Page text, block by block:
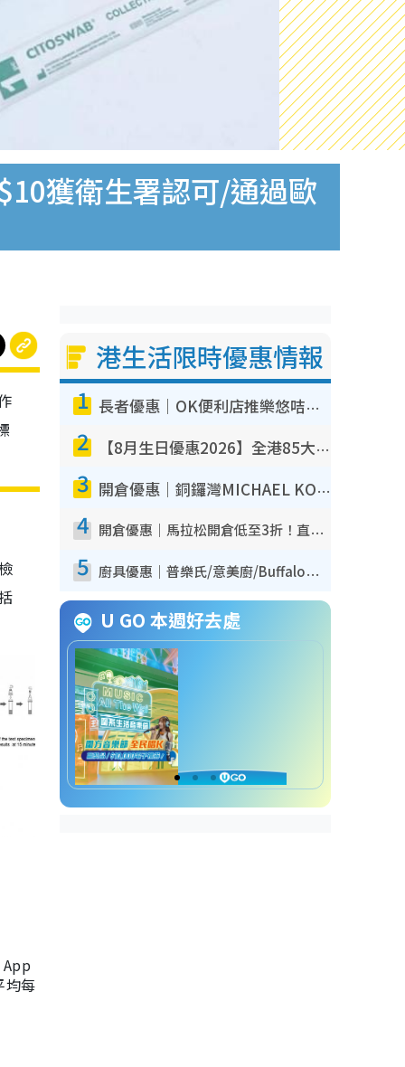
獲衛生署認可/通過歐
均每
港生活限時優惠情報
1 長者優惠｜OK便利店推樂悠咭優惠！買麵包/牛奶/保健品拍卡即減
2 【8月生日優惠2026】全港85大食買玩著數攻略 自助餐/火鍋放題同行免費＋誠品/DONKI送現金券
3 開倉優惠｜銅鑼灣MICHAEL KORS開倉低至17折！直擊$500起買手袋/銀包/鞋款 必買經典Jet Set系列
4 開倉優惠｜馬拉松開倉低至3折！直擊$99起買adidas／New Balance／Puma鞋款 STANLEY保溫杯劈價至$119起
5 廚具優惠｜普樂氏/意美廚/Buffalo廚具低至3折！$89起買煎鍋／炒鑊／個人鍋 同場小家電激減至$99起
U GO 本週好去處